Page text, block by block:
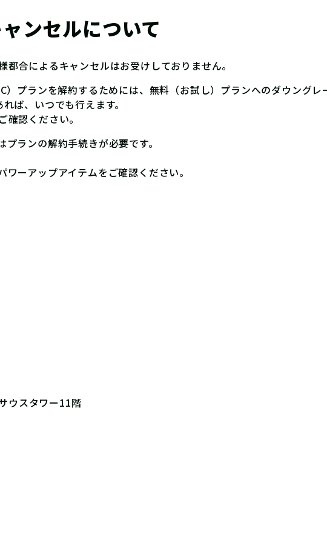
ンセルについて
合によるキャンセルはお受けしておりません。
プランを解約するためには、無料（お試し）プランへのダウングレ
ば、いつでも行えます。
認ください。
ランの解約手続きが必要です。
ーアップアイテムをご確認ください。
ウスタワー11階